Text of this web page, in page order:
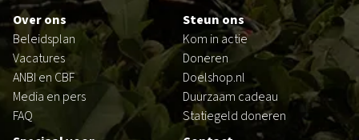
Over ons
Beleidsplan
Vacatures
ANBI en CBF
Media en pers
FAQ
Steun ons
Kom in actie
Doneren
Doelshop.nl
Duurzaam cadeau
Statiegeld doneren